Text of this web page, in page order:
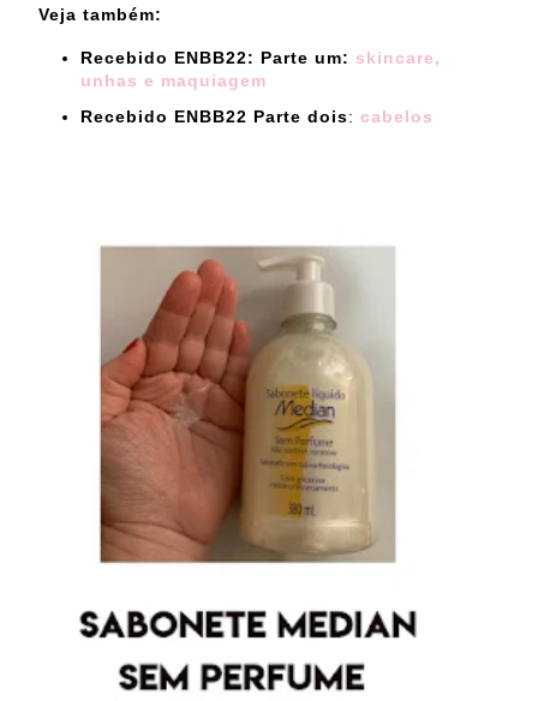
Veja também:
Recebido ENBB22: Parte um: skincare,
unhas e maquiagem
Recebido ENBB22 Parte dois: cabelos